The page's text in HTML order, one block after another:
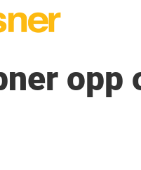
opp